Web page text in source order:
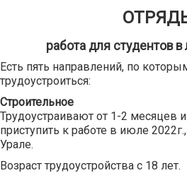
работа для студентов
Есть пять направлений, по
трудоустроиться:
Строительное
Трудоустраивают от 1-2 месяцев
приступить к работе в июле
Урале.
Возраст трудоустройства с 18 лет.